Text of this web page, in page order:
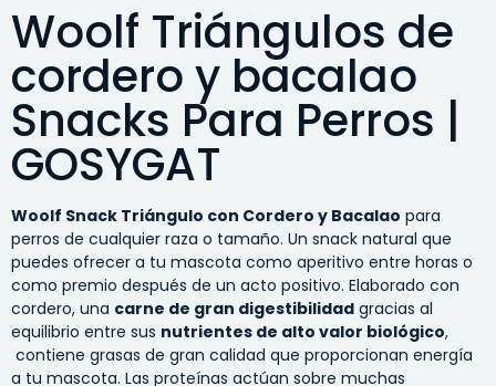
Woolf Triángulos de
cordero y bacalao
Snacks Para Perros |
GOSYGAT
Woolf Snack Triángulo con Cordero y Bacalao para
perros de cualquier raza o tamaño. Un snack natural que
puedes ofrecer a tu mascota como aperitivo entre horas o
como premio después de un acto positivo. Elaborado con
cordero, una carne de gran digestibilidad gracias al
equilibrio entre sus nutrientes de alto valor biológico,
contiene grasas de gran calidad que proporcionan energía
a tu mascota. Las proteínas actúan sobre muchas